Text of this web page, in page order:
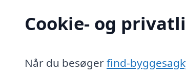
Cookie- og
Når du besøgerfind-